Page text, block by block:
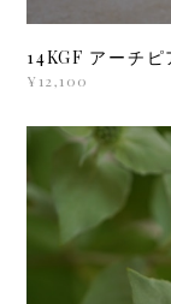
14KGF アーチ
¥12,100